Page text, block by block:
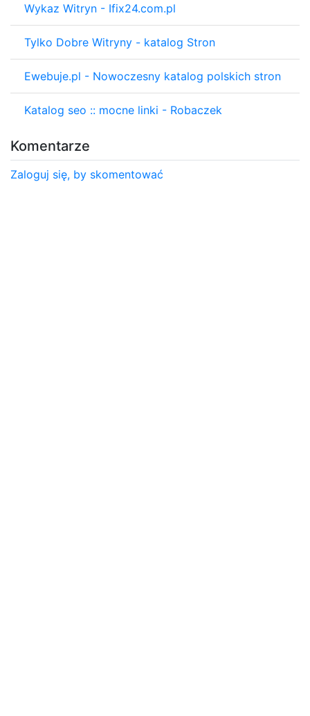
Wykaz Witryn - Ifix24.com.pl
Tylko Dobre Witryny - katalog Stron
Ewebuje.pl - Nowoczesny katalog polskich stron
Katalog seo :: mocne linki - Robaczek
Komentarze
Zaloguj się, by skomentować